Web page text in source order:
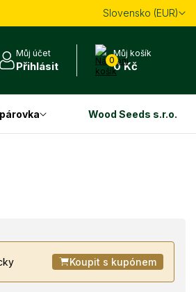
Slovensko (EUR)
Můj účet
Přihlásit 0
Můj košík
0 Kč
Wood Seeds s.r.o.
Koupit s kupónem